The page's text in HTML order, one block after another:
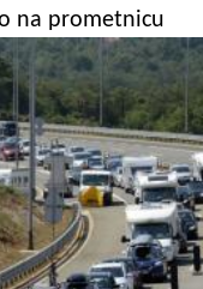
na prometnicu